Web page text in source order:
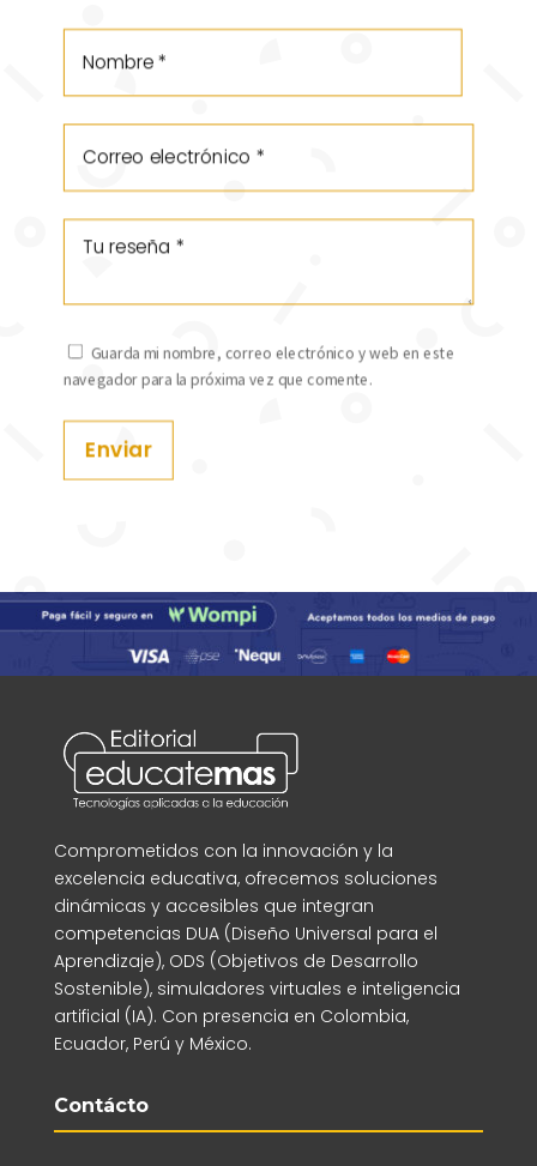
Guarda mi nombre, correo electrónico y web en este
navegador para la próxima vez que comente.
Enviar
Comprometidos con la innovación y la
excelencia educativa, ofrecemos soluciones
dinámicas y accesibles que integran
competencias DUA (Diseño Universal para el
Aprendizaje), ODS (Objetivos de Desarrollo
Sostenible), simuladores virtuales e inteligencia
artificial (IA). Con presencia en Colombia,
Ecuador, Perú y México.
Contácto